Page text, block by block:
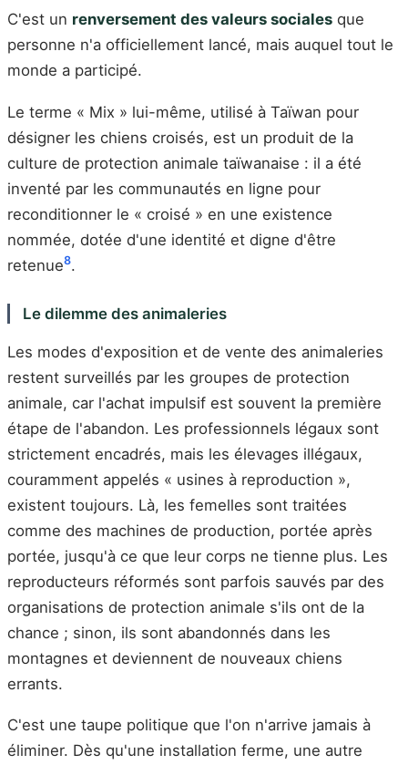
C'est un renversement des valeurs sociales que
personne n'a officiellement lancé, mais auquel tout le
monde a participé.
Le terme « Mix » lui-même, utilisé à Taïwan pour
désigner les chiens croisés, est un produit de la
culture de protection animale taïwanaise : il a été
inventé par les communautés en ligne pour
reconditionner le « croisé » en une existence
nommée, dotée d'une identité et digne d'être
retenue8.
Le dilemme des animaleries
Les modes d'exposition et de vente des animaleries
restent surveillés par les groupes de protection
animale, car l'achat impulsif est souvent la première
étape de l'abandon. Les professionnels légaux sont
strictement encadrés, mais les élevages illégaux,
couramment appelés « usines à reproduction »,
existent toujours. Là, les femelles sont traitées
comme des machines de production, portée après
portée, jusqu'à ce que leur corps ne tienne plus. Les
reproducteurs réformés sont parfois sauvés par des
organisations de protection animale s'ils ont de la
chance ; sinon, ils sont abandonnés dans les
montagnes et deviennent de nouveaux chiens
errants.
C'est une taupe politique que l'on n'arrive jamais à
éliminer. Dès qu'une installation ferme, une autre